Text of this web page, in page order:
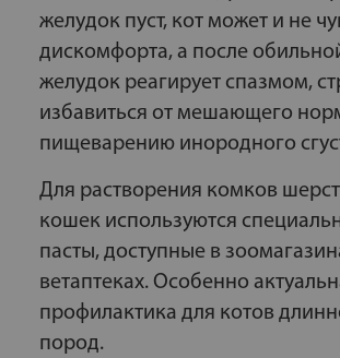
желудок пуст, кот может и не
дискомфорта, а после
желудок реагирует спазмом,
избавиться от мешающего
пищеварению инородного
Для растворения комков
кошек используются
пасты, доступные в
ветаптеках. Особенно
профилактика для котов
пород.